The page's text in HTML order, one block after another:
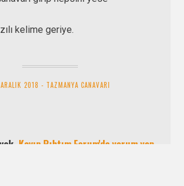
kelime geriye.
ARALIK 2018 - TAZMANYA CANAVARI
Kayıp Rıhtım Forum'da yorum yap.